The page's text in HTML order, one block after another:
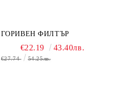
ГОРИВЕН ФИЛТЪР
€22.19 43.40лв.
€27.74 54.25лв.